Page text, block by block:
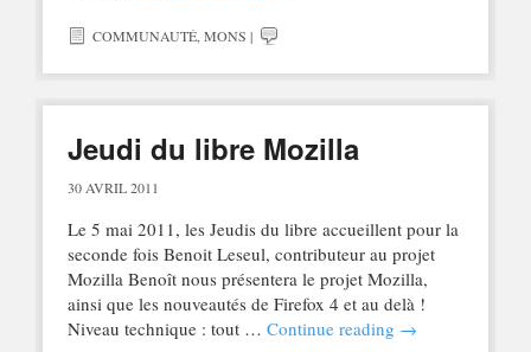
COMMUNAUTÉ,MONS |
Jeudi du libre Mozilla
30 AVRIL 2011
Le 5 mai 2011, les Jeudis du libre accueillent pour la
seconde fois Benoit Leseul, contributeur au projet
Mozilla Benoît nous présentera le projet Mozilla,
ainsi que les nouveautés de Firefox 4 et au delà !
Niveau technique : tout … Continue reading →